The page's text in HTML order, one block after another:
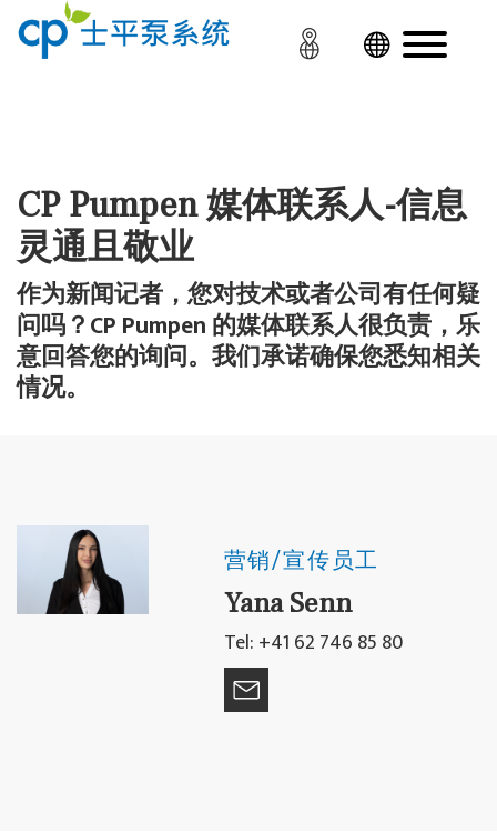
CP Pumpen 媒体联系人-信息
灵通且敬业
作为新闻记者，您对技术或者公司有任何疑
问吗？CP Pumpen 的媒体联系人很负责，乐
意回答您的询问。我们承诺确保您悉知相关
情况。
营销/宣传员工
Yana Senn
Tel: +41 62 746 85 80